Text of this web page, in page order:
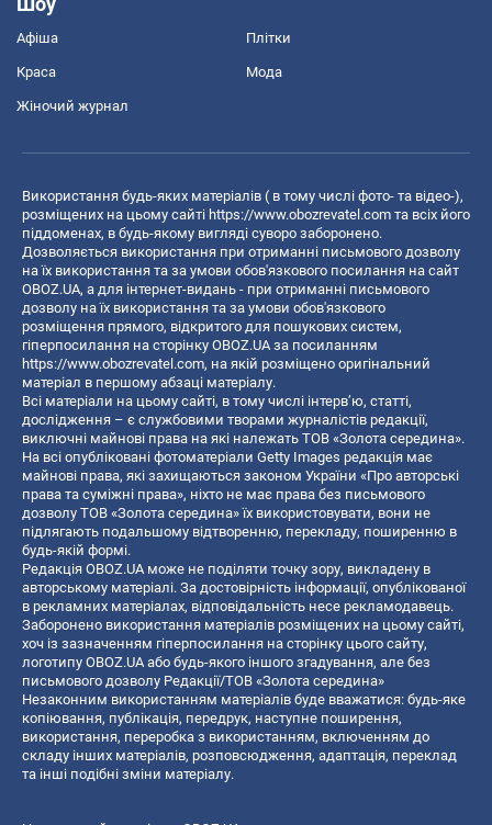
Афіша Плітки
Краса Мода
Жіночий журнал
Використання будь-яких матеріалів ( в тому числі фото- та відео-),
розміщених на цьому сайті https://www.obozrevatel.com та всіх його
піддоменах, в будь-якому вигляді суворо заборонено.
Дозволяється використання при отриманні письмового дозволу
на їх використання та за умови обов'язкового посилання на сайт
OBOZ.UA, а для інтернет-видань - при отриманні письмового
дозволу на їх використання та за умови обов'язкового
розміщення прямого, відкритого для пошукових систем,
гіперпосилання на сторінку OBOZ.UA за посиланням
https://www.obozrevatel.com, на якій розміщено оригінальний
матеріал в першому абзаці матеріалу.
Всі матеріали на цьому сайті, в тому числі інтерв’ю, статті,
дослідження – є службовими творами журналістів редакції,
виключні майнові права на які належать ТОВ «Золота середина».
На всі опубліковані фотоматеріали Getty Images редакція має
майнові права, які захищаються законом України «Про авторські
права та суміжні права», ніхто не має права без письмового
дозволу ТОВ «Золота середина» їх використовувати, вони не
підлягають подальшому відтворенню, перекладу, поширенню в
будь-якій формі.
Редакція OBOZ.UA може не поділяти точку зору, викладену в
авторському матеріалі. За достовірність інформації, опублікованої
в рекламних матеріалах, відповідальність несе рекламодавець.
Заборонено використання матеріалів розміщених на цьому сайті,
хоч із зазначенням гіперпосилання на сторінку цього сайту,
логотипу OBOZ.UA або будь-якого іншого згадування, але без
письмового дозволу Редакції/ТОВ «Золота середина»
Незаконним використанням матеріалів буде вважатися: будь-яке
копiювання, публiкацiя, передрук, наступне поширення,
використання, переробка з використанням, включенням до
складу інших матеріалів, розповсюдження, адаптація, переклад
та інші подібні зміни матеріалу.